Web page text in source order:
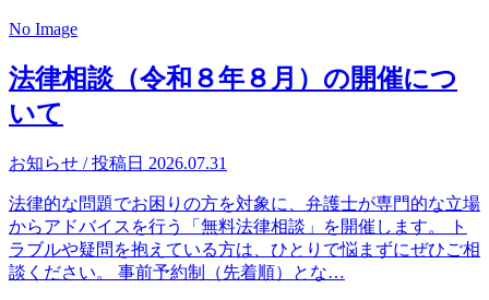
No Image
法律相談（令和８年８月）の開催につ
いて
お知らせ / 投稿日 2026.07.31
法律的な問題でお困りの方を対象に、弁護士が専門的な立場
からアドバイスを行う「無料法律相談」を開催します。 ト
ラブルや疑問を抱えている方は、ひとりで悩まずにぜひご相
談ください。 事前予約制（先着順）とな…